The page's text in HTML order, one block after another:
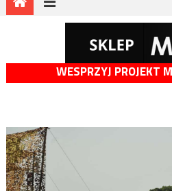
WESPRZYJ PROJEKT